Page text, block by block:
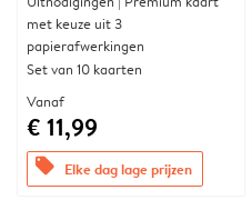
met keuze uit 3
papierafwerkingen
Set van 10 kaarten
Vanaf
€ 11,99
offers Elke dag lage prijzen